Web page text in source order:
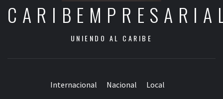
UNIENDO AL CARIBE
Internacional Nacional Local